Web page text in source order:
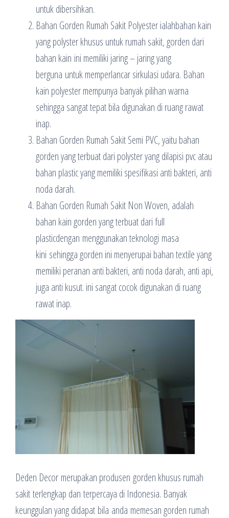
untuk dibersihkan.
Bahan Gorden Rumah Sakit Polyester ialahbahan kain
yang polyster khusus untuk rumah sakit, gorden dari
bahan kain ini memiliki jaring – jaring yang
berguna untuk memperlancar sirkulasi udara. Bahan
kain polyester mempunya banyak pilihan warna
sehingga sangat tepat bila digunakan di ruang rawat
inap.
Bahan Gorden Rumah Sakit Semi PVC, yaitu bahan
gorden yang terbuat dari polyster yang dilapisi pvc atau
bahan plastic yang memiliki spesifikasi anti bakteri, anti
noda darah.
Bahan Gorden Rumah Sakit Non Woven, adalah
bahan kain gorden yang terbuat dari full
plasticdengan menggunakan teknologi masa
kini sehingga gorden ini menyerupai bahan textile yang
memiliki peranan anti bakteri, anti noda darah, anti api,
juga anti kusut. ini sangat cocok digunakan di ruang
rawat inap.
Deden Decor merupakan produsen gorden khusus rumah
sakit terlengkap dan terpercaya di Indonesia. Banyak
keunggulan yang didapat bila anda memesan gorden rumah